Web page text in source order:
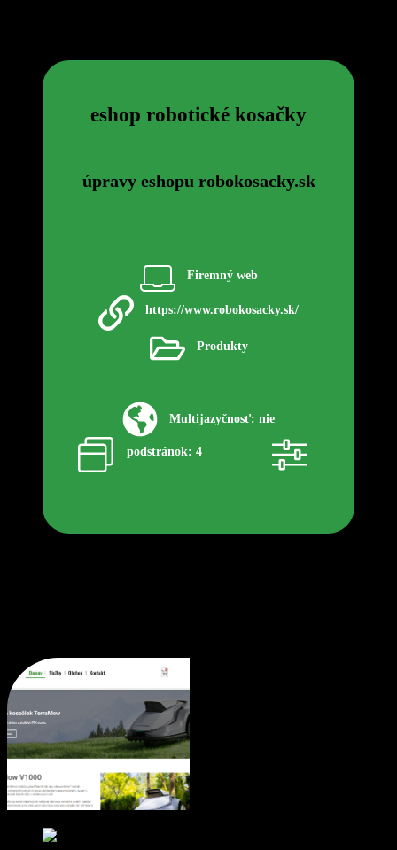
eshop robotické kosačky
úpravy eshopu robokosacky.sk
Firemný web
https://www.robokosacky.sk/
Produkty
Multijazyčnosť: nie
podstránok: 4